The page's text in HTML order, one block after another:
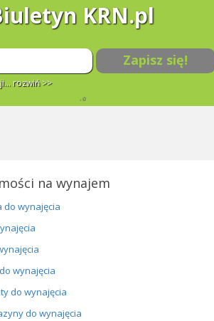
KRN.pl
Zapisz się!
rozwiń >>
na wynajem
do wynajęcia
wynajęcia
do wynajęcia
do wynajęcia